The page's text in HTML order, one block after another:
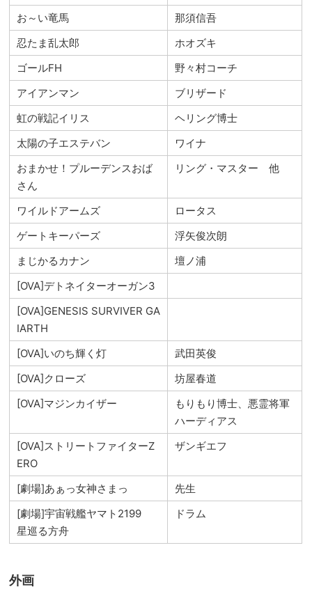
お～い竜馬
那須信吾
忍たま乱太郎
ホオズキ
ゴールFH
野々村コーチ
アイアンマン
ブリザード
虹の戦記イリス
ヘリング博士
太陽の子エステバン
ワイナ
おまかせ！プルーデンスおば
さん
リング・マスター 他
ワイルドアームズ
ロータス
ゲートキーパーズ
浮矢俊次朗
まじかるカナン
壇ノ浦
[OVA]デトネイターオーガン3
[OVA]GENESIS SURVIVER GA
IARTH
[OVA]いのち輝く灯
武田英俊
[OVA]クローズ
坊屋春道
[OVA]マジンカイザー
もりもり博士、悪霊将軍
ハーディアス
[OVA]ストリートファイターZ
ERO
ザンギエフ
[劇場]あぁっ女神さまっ
先生
[劇場]宇宙戦艦ヤマト2199
星巡る方舟
ドラム
外画